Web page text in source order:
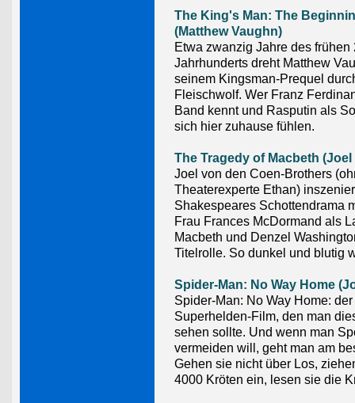
The King's Man: The
(Matthew Vaughn)
Etwa zwanzig Jahre des frühen
Jahrhunderts dreht Matthew
seinem Kingsman-Prequel
Fleischwolf. Wer Franz
Band kennt und Rasputin als
sich hier zuhause fühlen.
The Tragedy of Macbeth (Joel
Joel von den Coen-Brothers
Theaterexperte Ethan)
Shakespeares Schottendrama
Frau Frances McDormand als
Macbeth und Denzel
Titelrolle. So dunkel und blutig
Spider-Man: No Way Home
Spider-Man: No Way Home:
Superhelden-Film, den man
sehen sollte. Und wenn man
vermeiden will, geht man am
Gehen sie nicht über Los,
4000 Kröten ein, lesen sie die